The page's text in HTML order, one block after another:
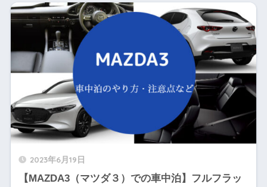
2023年6月19日
【MAZDA3（マツダ３）での車中泊】フルフラッ